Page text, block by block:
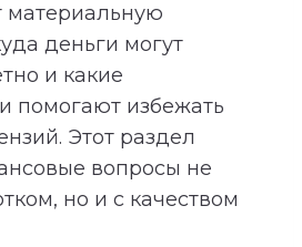
деньги могут
и какие
помогают избежать
Этот раздел
вопросы не
но и с качеством